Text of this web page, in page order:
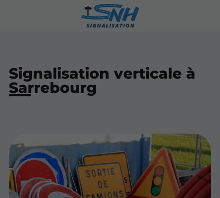
Signalisation verticale à
Sarrebourg